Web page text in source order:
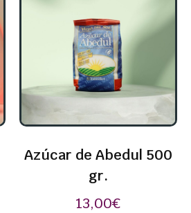
Azúcar de Abedul 500
gr.
13,00€